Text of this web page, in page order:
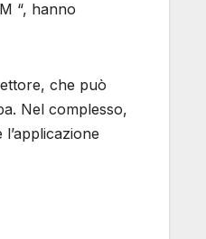
“, hanno
che può
Nel complesso,